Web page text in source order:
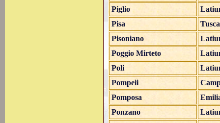
Piglio
Pisa
Pisoniano
Poggio Mirteto
Poli
Pompeii
Pomposa
Ponzano